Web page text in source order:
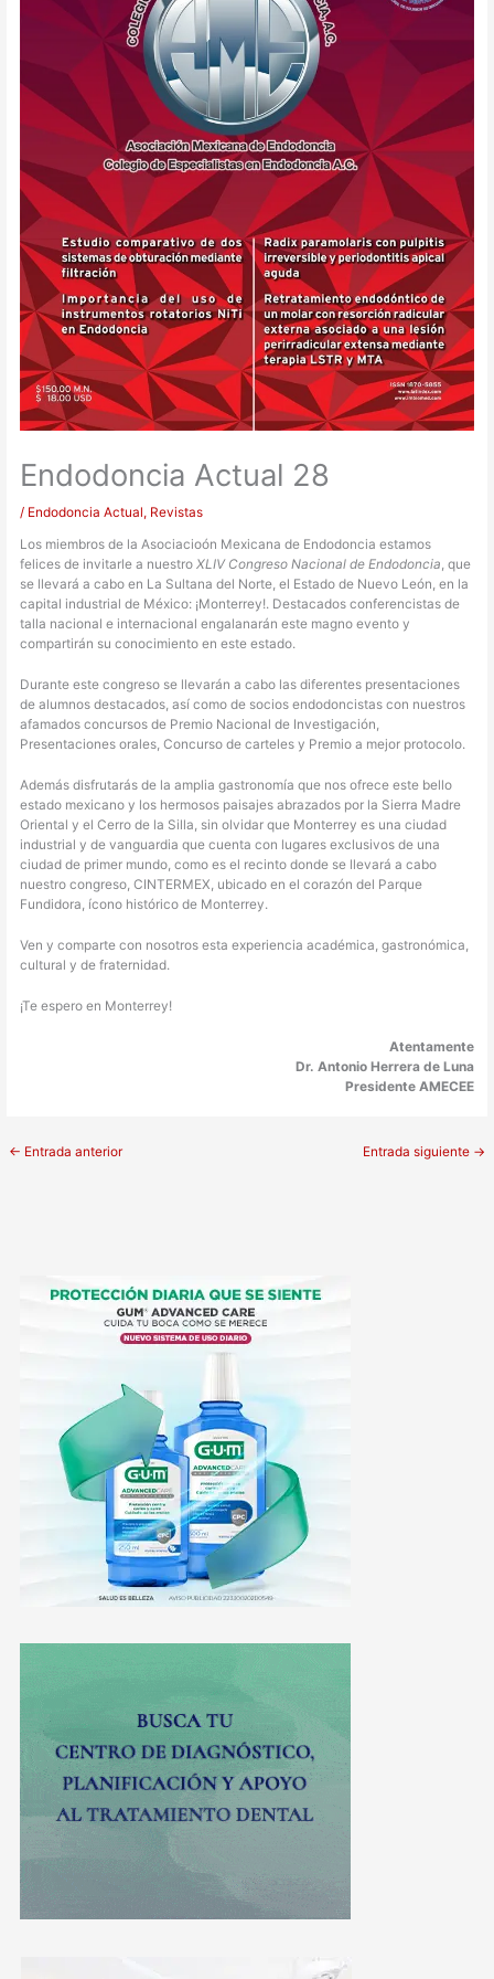
Endodoncia Actual 28
/ Endodoncia Actual, Revistas
Los miembros de la Asociacioón Mexicana de Endodoncia estamos
felices de invitarle a nuestroXLIV Congreso Nacional de Endodoncia, que
se llevará a cabo en La Sultana del Norte, el Estado de Nuevo León, en la
capital industrial de México: ¡Monterrey!. Destacados conferencistas de
talla nacional e internacional engalanarán este magno evento y
compartirán su conocimiento en este estado.
Durante este congreso se llevarán a cabo las diferentes presentaciones
de alumnos destacados, así como de socios endodoncistas con nuestros
afamados concursos de Premio Nacional de Investigación,
Presentaciones orales, Concurso de carteles y Premio a mejor protocolo.
Además disfrutarás de la amplia gastronomía que nos ofrece este bello
estado mexicano y los hermosos paisajes abrazados por la Sierra Madre
Oriental y el Cerro de la Silla, sin olvidar que Monterrey es una ciudad
industrial y de vanguardia que cuenta con lugares exclusivos de una
ciudad de primer mundo, como es el recinto donde se llevará a cabo
nuestro congreso, CINTERMEX, ubicado en el corazón del Parque
Fundidora, ícono histórico de Monterrey.
Ven y comparte con nosotros esta experiencia académica, gastronómica,
cultural y de fraternidad.
¡Te espero en Monterrey!
Atentamente
Dr. Antonio Herrera de Luna
Presidente AMECEE
← Entrada anterior Entrada siguiente →